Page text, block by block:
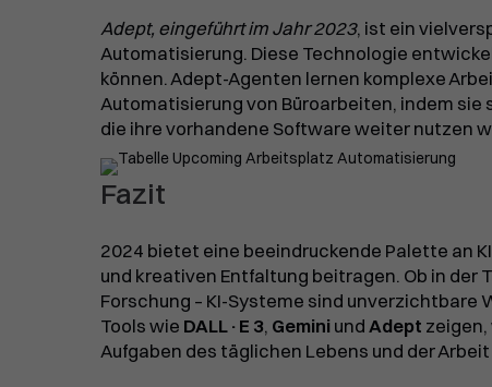
Adept, eingeführt im Jahr 2023, ist ein
Automatisierung. Diese Technologie
können. Adept-Agenten lernen komplexe
Automatisierung von Büroarbeiten, indem
die ihre vorhandene Software weiter nutzen
Fazit
2024 bietet eine beeindruckende Palette an
und kreativen Entfaltung beitragen. Ob in
Forschung – KI-Systeme sind unverzichtbare
Tools wie DALL·E 3, Gemini und Adept
Aufgaben des täglichen Lebens und der